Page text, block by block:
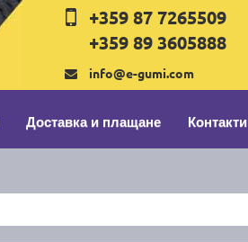
+359 87 7265509
+359 89 3605888
info@e-gumi.com
Доставка и плащане Контакти